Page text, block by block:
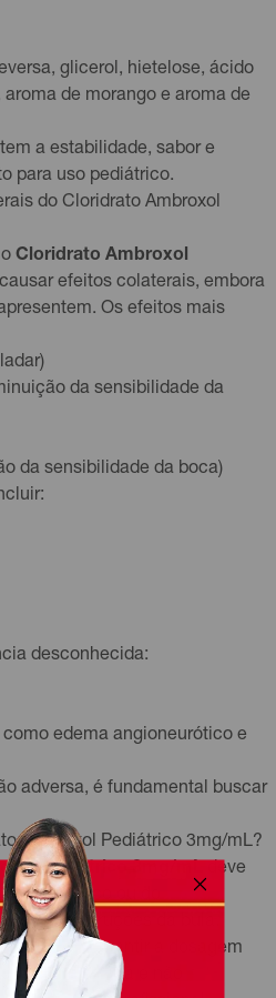
glicerol, hietelose, ácido
de morango e aroma de
a estabilidade, sabor e
para uso pediátrico.
do Cloridrato Ambroxol
Cloridrato Ambroxol
efeitos colaterais, embora
Os efeitos mais
da sensibilidade da
da sensibilidade da boca)
desconhecida:
edema angioneurótico e
adversa, é fundamental buscar
Ambroxol Pediátrico 3mg/mL?
Pediátrico 3mg/mL
deve
do médico ou do
as instruções da bula.
para garantir a dosagem
conta própria e não